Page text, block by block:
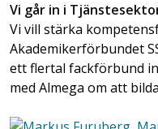
Vi går in i
Vi vill stärka
Akademikerförbundet
ett flertal fackförbund
med Almega om att bilda